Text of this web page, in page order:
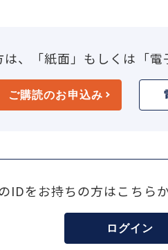
、「紙面」もしくは「
ご購読のお申込み
IDをお持ちの方はこちら
ログイン